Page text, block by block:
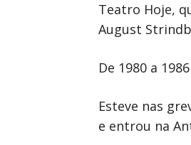
Teatro Hoje,
August
De 1980 a
Esteve nas
e entrou na